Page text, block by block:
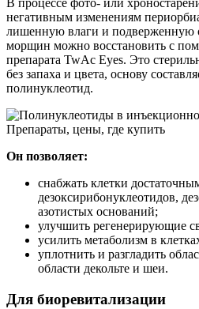
В процессе фото- или
негативным изменениям
лишенную влаги и подверженную
морщин можно восстановить с
препарата TwAc Eyes. Это
без запаха и цвета, основу
полинуклеотид.
Он позволяет:
снабжать клетки
дезоксирибонуклеотидов,
азотистых оснований;
улучшить регенерирующие
усилить метаболизм в
уплотнить и разгладить
области декольте и шеи.
Для биоревитализации